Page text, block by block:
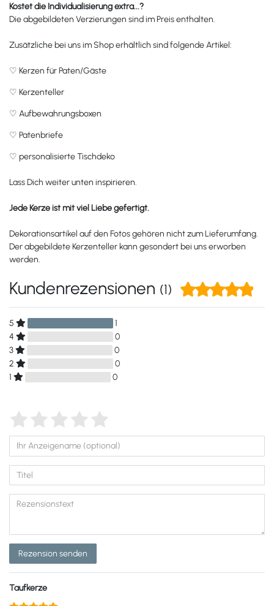
Kostet die Individualisierung extra...?
Die abgebildeten Verzierungen sind im Preis enthalten.
Zusätzliche bei uns im Shop erhältlich sind folgende Artikel:
♡ Kerzen für Paten/Gäste
♡ Kerzenteller
♡ Aufbewahrungsboxen
♡ Patenbriefe
♡ personalisierte Tischdeko
Lass Dich weiter unten inspirieren.
Jede Kerze ist mit viel Liebe gefertigt.
Dekorationsartikel auf den Fotos gehören nicht zum Lieferumfang.
Der abgebildete Kerzenteller kann gesondert bei uns erworben
werden.
Kundenrezensionen (1)
5
1
4
0
3
0
2
0
1
0
Rezension senden
Taufkerze